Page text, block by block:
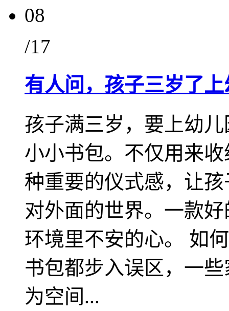
08
/17
有人问，孩子三岁了
孩子满三岁，要上幼
小小书包。不仅用来
种重要的仪式感，让
对外面的世界。一款
环境里不安的心。 如
书包都步入误区，一
为空间...